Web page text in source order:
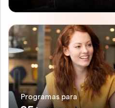
Programas para